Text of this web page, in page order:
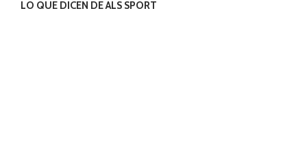
LO QUE DICEN DE ALS SPORT